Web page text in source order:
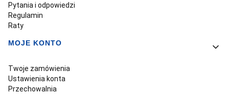
Pytania i odpowiedzi
Regulamin
Raty
MOJE KONTO
Twoje zamówienia
Ustawienia konta
Przechowalnia